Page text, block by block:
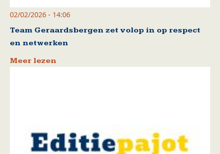
02/02/2026 - 14:06
Team Geraardsbergen zet volop in op respect
en netwerken
Meer lezen